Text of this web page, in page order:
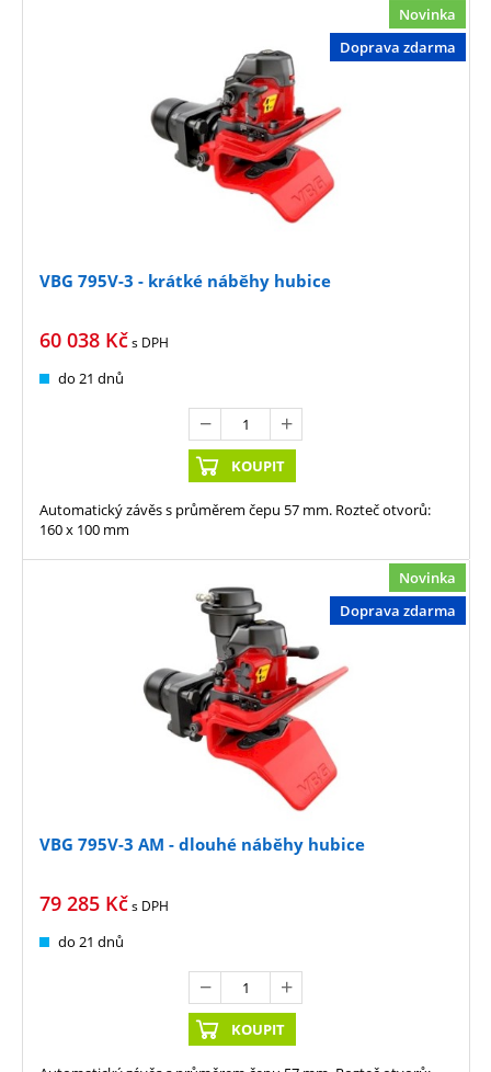
Novinka
Doprava zdarma
VBG 795V-3 - krátké náběhy hubice
60 038 Kčs DPH
do 21 dnů
KOUPIT
Automatický závěs s průměrem čepu 57 mm. Rozteč otvorů:
160 x 100 mm
Novinka
Doprava zdarma
VBG 795V-3 AM - dlouhé náběhy hubice
79 285 Kčs DPH
do 21 dnů
KOUPIT